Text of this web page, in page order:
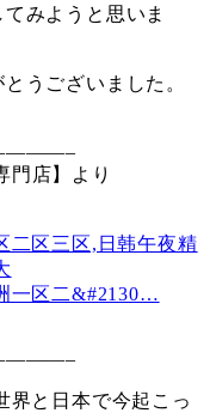
みようと思いま
うございました。
門店】より
二区三区,日韩午夜精
一区二&#2130…
界と日本で今起こっ